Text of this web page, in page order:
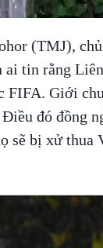
(TMJ),
tin rằng
Giới
đó đồng
sẽ bị xử thua